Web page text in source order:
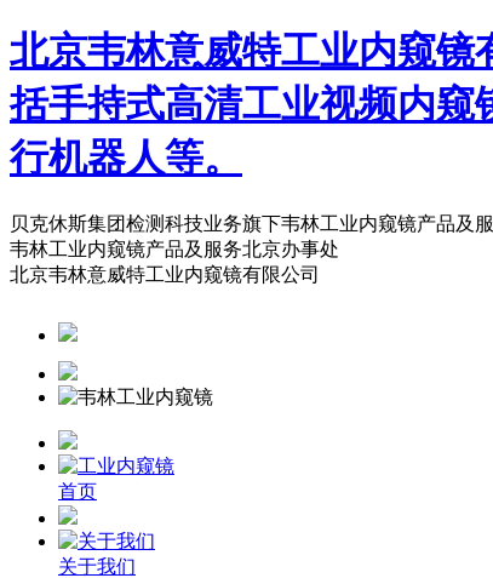
北京韦林意威特工业内窥
括手持式高清工业视频内
行机器人等。
贝克休斯集团检测科技业务旗下韦林工业内窥镜产品及
韦林工业内窥镜产品及服务北京办事处
北京韦林意威特工业内窥镜有限公司
首页
关于我们